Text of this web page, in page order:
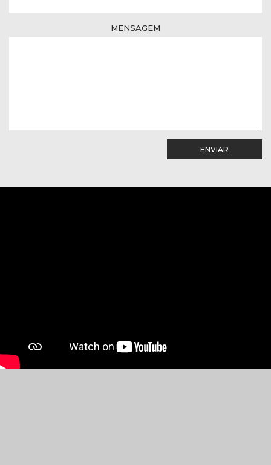
MENSAGEM
ENVIAR